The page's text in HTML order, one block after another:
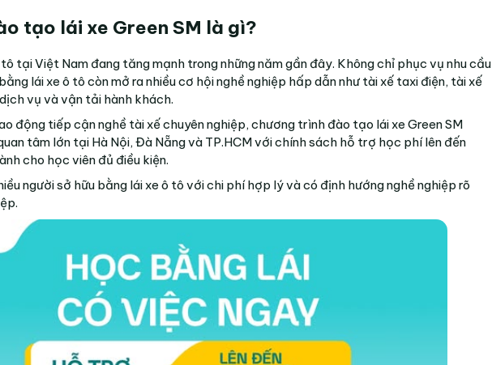
tạo lái xe Green SM là gì?
tại Việt Nam đang tăng mạnh trong những năm gần đây. Không chỉ phục vụ nhu cầu
lái xe ô tô còn mở ra nhiều cơ hội nghề nghiệp hấp dẫn như tài xế taxi điện, tài xế
vụ và vận tải hành khách.
động tiếp cận nghề tài xế chuyên nghiệp, chương trình đào tạo lái xe Green SM
tâm lớn tại Hà Nội, Đà Nẵng và TP.HCM với chính sách hỗ trợ học phí lên đến
cho học viên đủ điều kiện.
người sở hữu bằng lái xe ô tô với chi phí hợp lý và có định hướng nghề nghiệp rõ